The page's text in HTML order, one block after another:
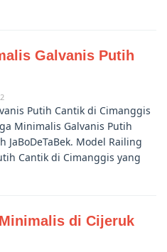
Galvanis Putih
Putih Cantik di Cimanggis
Minimalis Galvanis Putih
Model Railing
Cantik di Cimanggis yang
di Cijeruk